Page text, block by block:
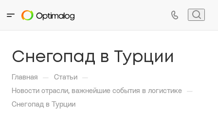
Снегопад в Турции
Главная — Статьи —
Новости отрасли, важнейшие события в логистике —
Снегопад в Турции